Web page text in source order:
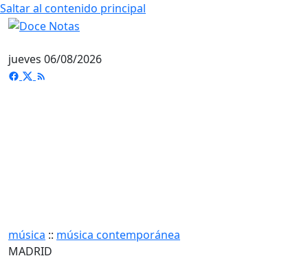
Saltar al contenido principal
jueves 06/08/2026
música :: música contemporánea
MADRID